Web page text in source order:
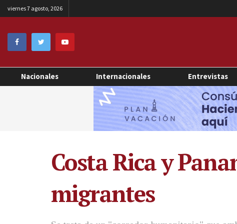
viernes 7 agosto, 2026
Nacionales Internacionales Entrevistas
Costa Rica y
migrantes